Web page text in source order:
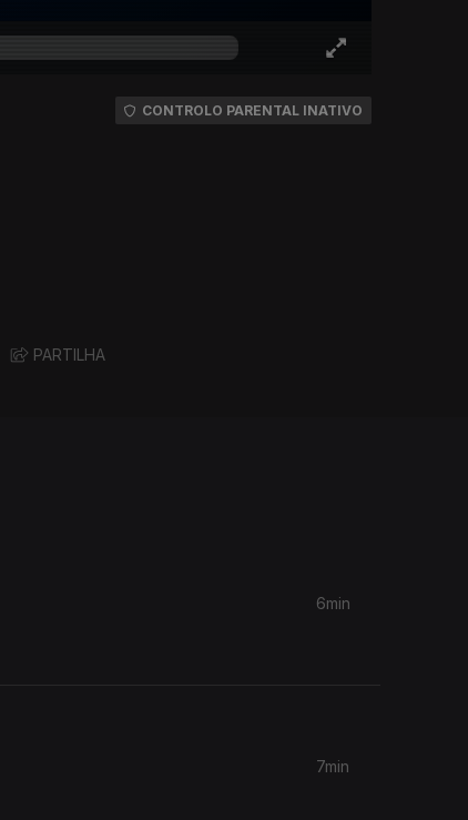
CONTROLO PARENTAL INATIVO
PARTILHA
6min
7min